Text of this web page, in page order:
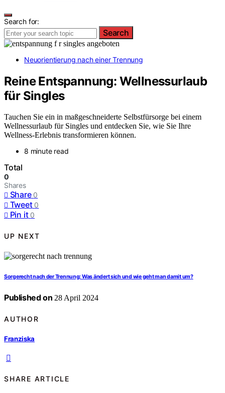
Search for:
Search
Neuorientierung nach einer Trennung
Reine Entspannung: Wellnessurlaub
für Singles
Tauchen Sie ein in maßgeschneiderte Selbstfürsorge bei einem
Wellnessurlaub für Singles und entdecken Sie, wie Sie Ihre
Wellness-Erlebnis transformieren können.
8 minute read
Total
0
Shares
Share 0
Tweet 0
Pin it 0
UP NEXT
Sorgerecht nach der Trennung: Was ändert sich und wie geht man damit um?
Published on 28 April 2024
AUTHOR
Franziska
SHARE ARTICLE